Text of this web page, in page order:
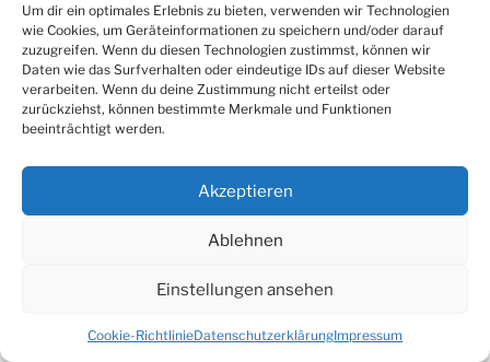
Um dir ein optimales Erlebnis zu bieten, verwenden wir Technologien
wie Cookies, um Geräteinformationen zu speichern und/oder darauf
zuzugreifen. Wenn du diesen Technologien zustimmst, können wir
Daten wie das Surfverhalten oder eindeutige IDs auf dieser Website
verarbeiten. Wenn du deine Zustimmung nicht erteilst oder
zurückziehst, können bestimmte Merkmale und Funktionen
beeinträchtigt werden.
Akzeptieren
Ablehnen
Einstellungen ansehen
Cookie-RichtlinieDatenschutzerklärungImpressum
Eine Jubiläumsfeier der besonderen Art
Wie es sich für einen Theaterverein gehört, wird im tab